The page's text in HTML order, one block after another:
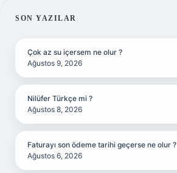
SIDEBAR
SON YAZILAR
Çok az su içersem ne olur ?
Ağustos 9, 2026
Nilüfer Türkçe mi ?
Ağustos 8, 2026
Faturayı son ödeme tarihi geçerse ne olur ?
Ağustos 6, 2026